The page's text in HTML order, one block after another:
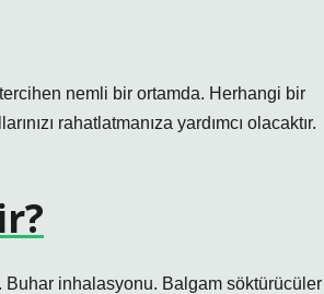
nemli bir ortamda. Herhangi bir
rahatlatmanıza yardımcı olacaktır.
Buhar inhalasyonu. Balgam söktürücüler